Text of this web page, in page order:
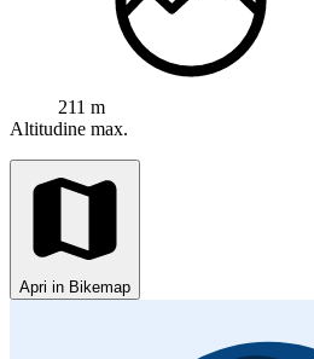
211 m
Altitudine max.
Apri in Bikemap